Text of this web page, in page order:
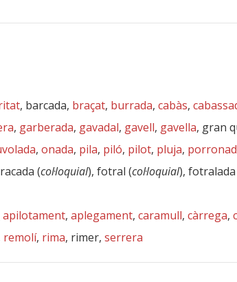
, barcada, braçat, burrada, cabàs,
, garberada, gavadal, gavell, gavella, gran
, onada, pila, piló, pilot, pluja,
(col·loquial), fotral (col·loquial), fotralada
apilotament, aplegament, caramull, càrrega,
remolí, rima, rimer, serrera